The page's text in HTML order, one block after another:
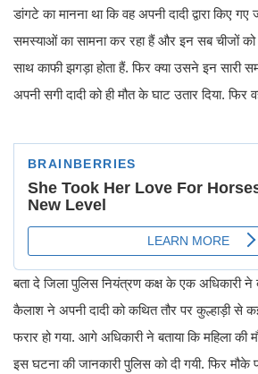
डांगटे का मानना था कि वह अपनी दादी द्वारा किए
समस्याओं का सामना कर रहा हैं और इन सब चीजों
साथ काफी झगड़ा होता हैं. फिर क्या उसने इन सारी
अपनी सगी दादी को ही मौत के घाट उतार दिया. फिर
बता दे जिला पुलिस नियंत्रण कक्ष के एक अधिकारी ने
कैलाश ने अपनी दादी को कथित तौर पर कुल्हाड़ी से
फरार हो गया. आगे अधिकारी ने बताया कि महिला की
इस घटना की जानकारी पुलिस को दी गयी. फिर